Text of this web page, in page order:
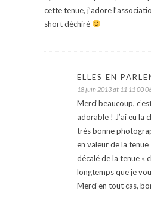
cette tenue, j’adore
short déchiré
ELLES EN
18 juin 2013 at 11 11 00
Merci beaucoup,
adorable ! J’ai eu la
très bonne
en valeur de la tenue
décalé de la tenue «
longtemps que je
Merci en tout cas,